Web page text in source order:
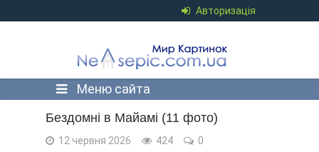
Авторизація
Меню сайта
Бездомні в Майамі (11 фото)
12 червня 2026 424
0